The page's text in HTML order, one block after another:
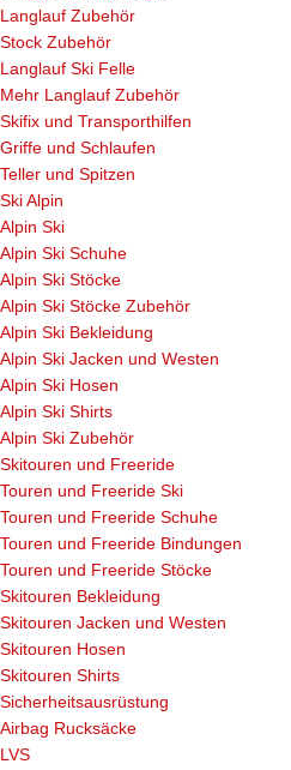
Langlauf Zubehör
Stock Zubehör
Langlauf Ski Felle
Mehr Langlauf Zubehör
Skifix und Transporthilfen
Griffe und Schlaufen
Teller und Spitzen
Ski Alpin
Alpin Ski
Alpin Ski Schuhe
Alpin Ski Stöcke
Alpin Ski Stöcke Zubehör
Alpin Ski Bekleidung
Alpin Ski Jacken und Westen
Alpin Ski Hosen
Alpin Ski Shirts
Alpin Ski Zubehör
Skitouren und Freeride
Touren und Freeride Ski
Touren und Freeride Schuhe
Touren und Freeride Bindungen
Touren und Freeride Stöcke
Skitouren Bekleidung
Skitouren Jacken und Westen
Skitouren Hosen
Skitouren Shirts
Sicherheitsausrüstung
Airbag Rucksäcke
LVS